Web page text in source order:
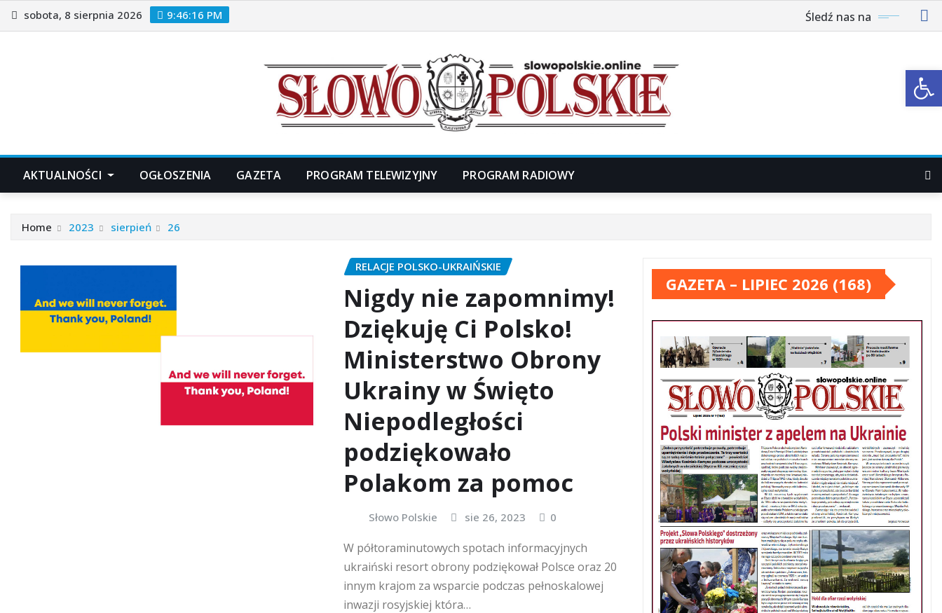
Skip
to
sobota, 8 sierpnia 2026 9:46:17 PM Śledź nas na
AKTUALNOŚCI OGŁOSZENIA GAZETA PROGRAM TELEWIZYJNY PROGRAM RADIOWY
Home 2023 sierpień 26
RELACJE POLSKO-UKRAIŃSKIE
Nigdy nie zapomnimy!
Dziękuję Ci Polsko!
Ministerstwo Obrony
Ukrainy w Święto
Niepodległości
podziękowało
Polakom za pomoc
Słowo Polskie sie 26, 2023 0
W półtoraminutowych spotach informacyjnych
ukraiński resort obrony podziękował Polsce oraz 20
innym krajom za wsparcie podczas pełnoskalowej
inwazji rosyjskiej która…
GAZETA – LIPIEC 2026 (168)